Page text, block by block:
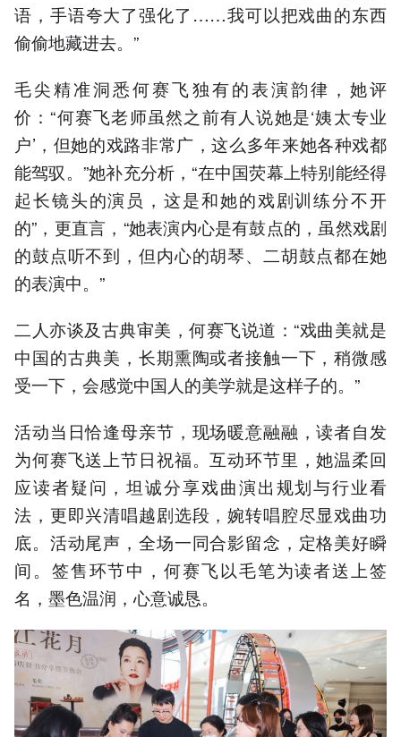
语，手语夸大了强化了……我可以把戏曲的东西
偷偷地藏进去。”
毛尖精准洞悉何赛飞独有的表演韵律，她评
价：“何赛飞老师虽然之前有人说她是‘姨太专业
户’，但她的戏路非常广，这么多年来她各种戏都
能驾驭。”她补充分析，“在中国荧幕上特别能经得
起长镜头的演员，这是和她的戏剧训练分不开
的”，更直言，“她表演内心是有鼓点的，虽然戏剧
的鼓点听不到，但内心的胡琴、二胡鼓点都在她
的表演中。”
二人亦谈及古典审美，何赛飞说道：“戏曲美就是
中国的古典美，长期熏陶或者接触一下，稍微感
受一下，会感觉中国人的美学就是这样子的。”
活动当日恰逢母亲节，现场暖意融融，读者自发
为何赛飞送上节日祝福。互动环节里，她温柔回
应读者疑问，坦诚分享戏曲演出规划与行业看
法，更即兴清唱越剧选段，婉转唱腔尽显戏曲功
底。活动尾声，全场一同合影留念，定格美好瞬
间。签售环节中，何赛飞以毛笔为读者送上签
名，墨色温润，心意诚恳。